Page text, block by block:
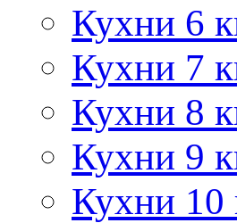
Кухни 6
Кухни 7
Кухни 8
Кухни 9
Кухни 10